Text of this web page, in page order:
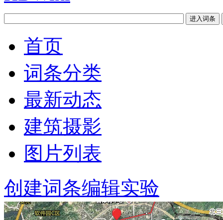
首页
词条分类
最新动态
建筑摄影
图片列表
创建词条编辑实验